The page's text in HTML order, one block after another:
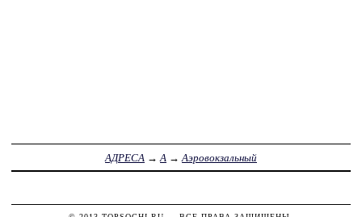
АДРЕСА → А → Аэровокзальный